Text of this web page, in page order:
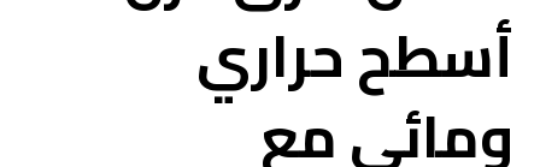
أسطح حراري
ومائي مع